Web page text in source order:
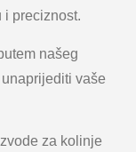
i preciznost.
našeg
vaše
za kolinje